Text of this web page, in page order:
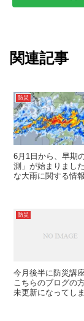
関連記事
防災
6月1日から、早期
測」が始まりまし
な大雨に関する情
防災
今月後半に防災講
こちらのブログの
未更新になってし